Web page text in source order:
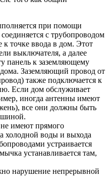
при помощи
с трубопроводом
точке ввода в дом. Этот
выключателя, а далее
панель к заземляющему
Заземляющий провод от
также подключается к
Если дом обслуживает
иногда антенны имеют
все они должны быть
шиной.
имеют прямого
холодной воды и выхода
устраивается
устанавливается там,
нарушение непрерывной